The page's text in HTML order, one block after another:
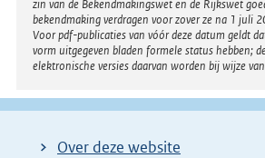
zin van de Bekendmakingswet en de Rijkswet
bekendmaking verdragen voor zover ze na 1 juli
Voor pdf-publicaties van vóór deze datum geldt
vorm uitgegeven bladen formele status hebben;
elektronische versies daarvan worden bij wijze
Over deze website